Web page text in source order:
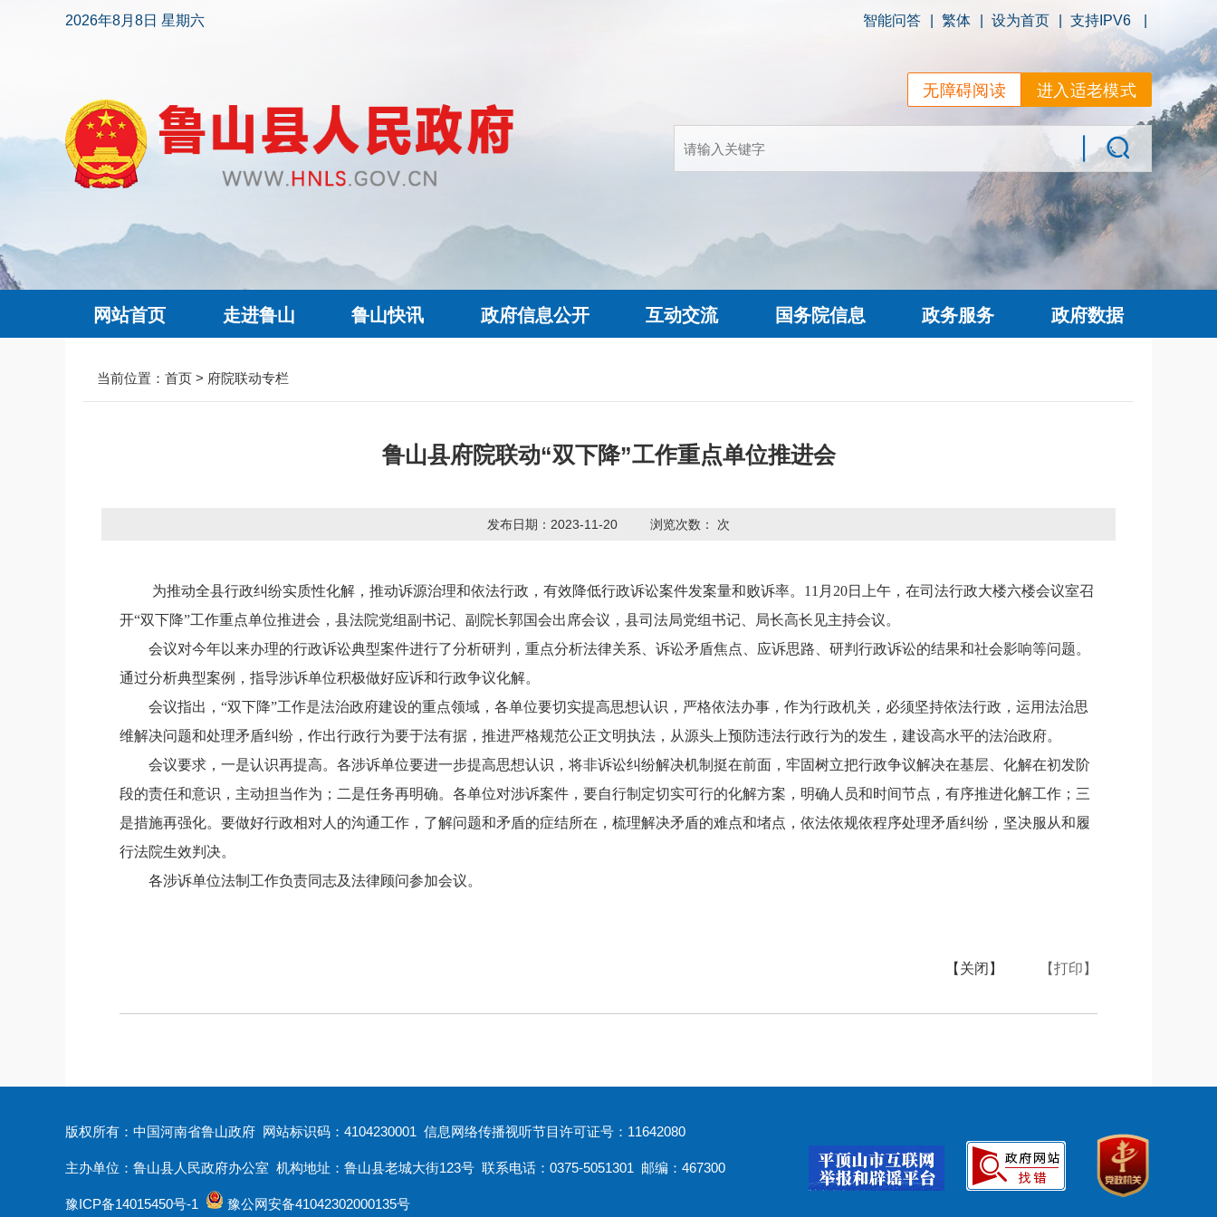
2026年8月8日 星期六 智能问答 繁体 设为首页 支持IPV6
进入适老模式
无障碍阅读
网站首页 走进鲁山 鲁山快讯 政府信息公开 互动交流 国务院信息 政务服务 政府数据
当前位置： 首页 > 府院联动专栏
鲁山县府院联动“双下降”工作重点单位推进会
发布日期：2023-11-20 浏览次数： 次
为推动全县行政纠纷实质性化解，推动诉源治理和依法行政，有效降低行政诉讼案件发案量和败诉率。 11月20日上午，在司法行政大楼六楼会议室召
开“双下降”工作重点单位推进会，县法院党组副书记、副院长郭国会出席会议，县司法局党组书记、局长高长见主持会议。
会议对今年以来办理的行政诉讼典型案件进行了分析研判，重点分析法律关系、诉讼矛盾焦点、应诉思路、研判行政诉讼的结果和社会影响等问题。
通过分析典型案例，指导涉诉单位积极做好应诉和行政争议化解。
会议指出， “双下降”工作是法治政府建设的重点领域，各单位要切实提高思想认识，严格依法办事，作为行政机关，必须坚持依法行政，运用法治思
维解决问题和处理矛盾纠纷，作出行政行为要于法有据，推进严格规范公正文明执法，从源头上预防违法行政行为的发生，建设高水平的法治政府。
会议要求，一是认识再提高。各涉诉单位要进一步提高思想认识，将非诉讼纠纷解决机制挺在前面，牢固树立把行政争议解决在基层、化解在初发阶
段的责任和意识，主动担当作为；二是任务再明确。各单位对涉诉案件，要自行制定切实可行的化解方案，明确人员和时间节点，有序推进化解工作；三
是措施再强化。要做好行政相对人的沟通工作，了解问题和矛盾的症结所在，梳理解决矛盾的难点和堵点，依法依规依程序处理矛盾纠纷，坚决服从和履
行法院生效判决。
各涉诉单位法制工作负责同志及法律顾问参加会议。
【打印】
【关闭】
版权所有：中国河南省鲁山政府 网站标识码：4104230001 信息网络传播视听节目许可证号：11642080
主办单位：鲁山县人民政府办公室 机构地址：鲁山县老城大街123号 联系电话：0375-5051301 邮编：467300
豫ICP备14015450号-1 豫公网安备41042302000135号